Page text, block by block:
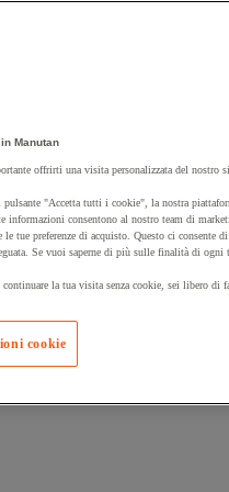
un prodotto:
Manutan
offrirti una visita personalizzata del nostro
pulsante "Accetta tutti i cookie", la nostra
informazioni consentono al nostro team di
le tue preferenze di acquisto. Questo ci consente
Se vuoi saperne di più sulle finalità di
la tua visita senza cookie, sei libero di
cookie